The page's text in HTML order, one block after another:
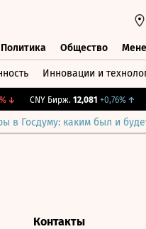
Политика Общество
Инновации и
↓ CNY Бирж. 12,081 +0,76%↑
в Госдуму: каким был и
Контакты